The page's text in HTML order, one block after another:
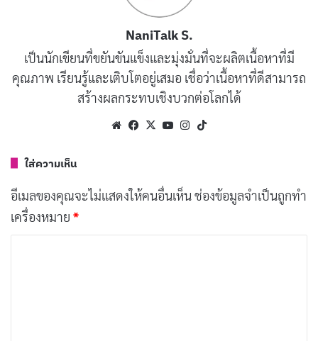
NaniTalk S.
เป็นนักเขียนที่ขยันขันแข็งและมุ่งมั่นที่จะผลิตเนื้อหาที่มี
คุณภาพ เรียนรู้และเติบโตอยู่เสมอ เชื่อว่าเนื้อหาที่ดีสามารถ
สร้างผลกระทบเชิงบวกต่อโลกได้
WebsiteFacebook
X YouTubeInstagram
ใส่ความเห็น
อีเมลของคุณจะไม่แสดงให้คนอื่นเห็น ช่องข้อมูลจำเป็นถูกทำ
เครื่องหมาย *